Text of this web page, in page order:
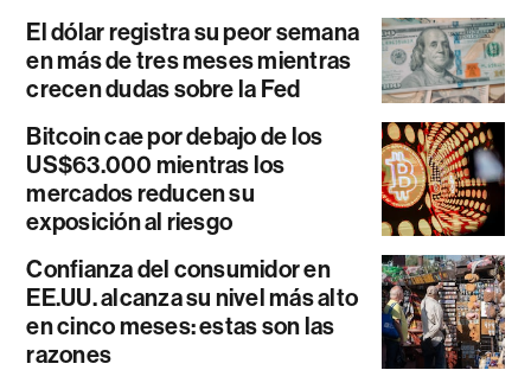
El dólar registra su peor semana
en más de tres meses mientras
crecen dudas sobre la Fed
Bitcoin cae por debajo de los
US$63.000 mientras los
mercados reducen su
exposición al riesgo
Confianza del consumidor en
EE.UU. alcanza su nivel más alto
en cinco meses: estas son las
razones